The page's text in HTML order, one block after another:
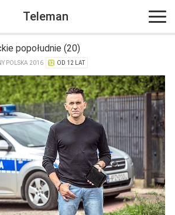
Teleman
popołudnie (20)
POLSKA 2016 OD 12 LAT